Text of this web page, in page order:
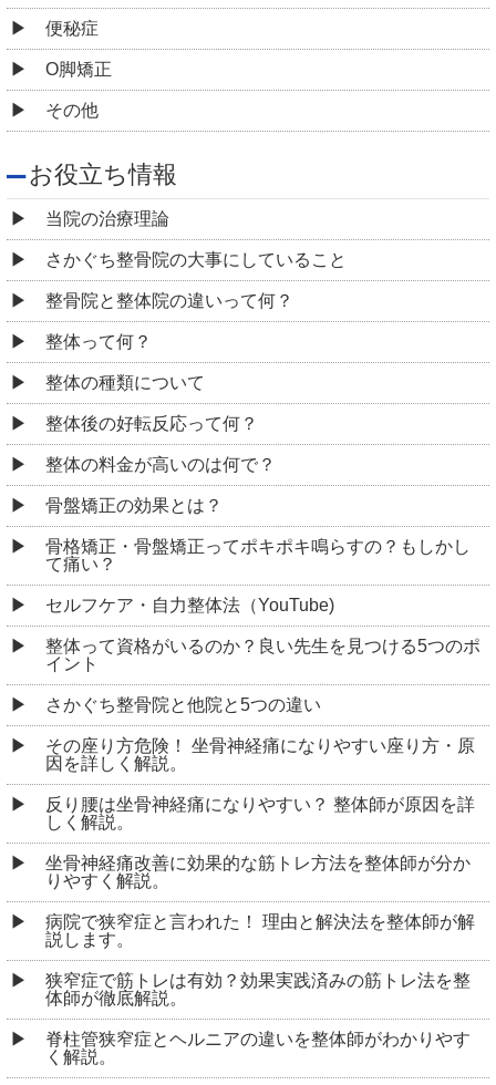
便秘症
O脚矯正
その他
お役立ち情報
当院の治療理論
さかぐち整骨院の大事にしていること
整骨院と整体院の違いって何？
整体って何？
整体の種類について
整体後の好転反応って何？
整体の料金が高いのは何で？
骨盤矯正の効果とは？
骨格矯正・骨盤矯正ってポキポキ鳴らすの？もしかし
て痛い？
セルフケア・自力整体法（YouTube)
整体って資格がいるのか？良い先生を見つける5つのポ
イント
さかぐち整骨院と他院と5つの違い
その座り方危険！ 坐骨神経痛になりやすい座り方・原
因を詳しく解説。
反り腰は坐骨神経痛になりやすい？ 整体師が原因を詳
しく解説。
坐骨神経痛改善に効果的な筋トレ方法を整体師が分か
りやすく解説。
病院で狭窄症と言われた！ 理由と解決法を整体師が解
説します。
狭窄症で筋トレは有効？効果実践済みの筋トレ法を整
体師が徹底解説。
脊柱管狭窄症とヘルニアの違いを整体師がわかりやす
く解説。